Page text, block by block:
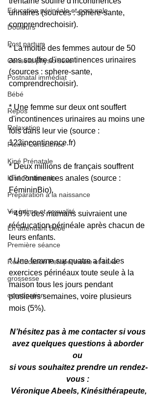
Education périnéale et posturale
Douleurs
Post partum
Conseils physio sexo
Postnatal immédiat
Bébé
Repos
Relaxation
Pleine Conscience
Kiné Prénatale
Kiné Postnatale
Préparation à la naissance
Vie intime et sexualité
En attendant Bébé
Première séance
Rééducation Pelvipérinéale et sexo
grossesse
constipation
urinaires (sources : sphere-sante,
comprendrechoisir).
* La moitié des femmes autour de 50
ans souffre d'incontinences urinaires
(sources : sphere-sante,
comprendrechoisir).
* Une femme sur deux ont souffert
d'incontinences urinaires au moins une
fois dans leur vie (source :
123incontinence.fr)
* Deux millions de français souffrent
d'incontinences anales (source :
FémininBio).
* 49% des mamans suivraient une
rééducation périnéale après chacun de
leurs enfants.
* Une femme sur quatre a fait des
exercices périnéaux toute seule à la
maison tous les jours pendant
plusieurs semaines, voire plusieurs
mois (5%).
N’hésitez pas à me contacter si vous
avez quelques questions à aborder
ou
si vous souhaitez prendre un rendez-
vous :
Véronique Abeels, Kinésithérapeute,